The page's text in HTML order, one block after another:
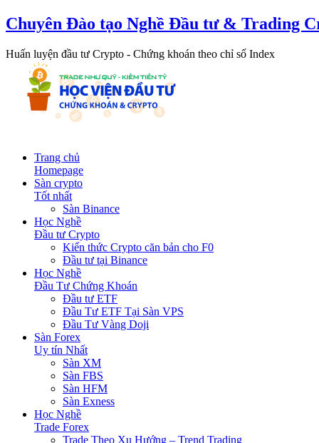
Chuyên Đào tạo Nghề Đầu tư & Trading
Huấn luyện đầu tư Crypto - Chứng khoán theo chỉ số Index
Trang chủ
Homepage
Sàn crypto
Tốt nhất
Sàn Binance
Học Nghề
Đầu tư Crypto
Kiến thức Crypto căn bản cho F0
Đầu tư tại Binance
Học Nghề
Đầu Tư Chứng Khoán
Đầu tư ETF
Đầu Tư ETF Tại Sàn VPS
Đầu Tư Vàng Doji
Sàn Forex
Uy tín Nhất
Sàn XM
Sàn FBS
Sàn HFM
Sàn Exness
Học Nghề
Trade Forex
Trade Theo Xu Hướng – Trend Trading